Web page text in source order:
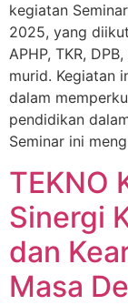
kegiatan
2025, yang
APHP, TKR,
murid. Kegiatan
dalam
pendidikan
Seminar ini
TEKNO
Sinergi
dan
Masa